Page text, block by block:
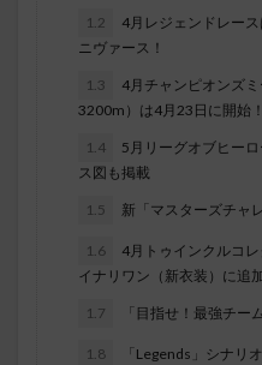
1.2
4月レジェンドレー
ニヴァース！
1.3
4月チャンピオンズ
3200m）は4月23日に開始！
1.4
5月リーグオブヒー
ス図も掲載
1.5 新「マスターズチャ
1.6
4月トゥインクルコ
イナリワン（新衣装）に追
1.7 「目指せ！最強チー
1.8 「Legends」シナリ